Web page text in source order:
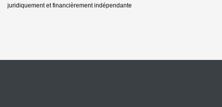
juridiquement et financièrement indépendante